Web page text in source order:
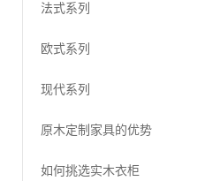
法式系列
欧式系列
现代系列
原木定制家具的优势
如何挑选实木衣柜